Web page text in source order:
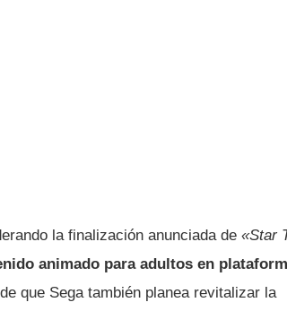
la finalización anunciada de «Star
animado para adultos en
que Sega también planea revitalizar la